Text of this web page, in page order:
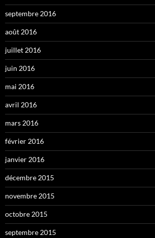
septembre 2016
août 2016
juillet 2016
juin 2016
mai 2016
avril 2016
mars 2016
février 2016
janvier 2016
décembre 2015
novembre 2015
octobre 2015
septembre 2015